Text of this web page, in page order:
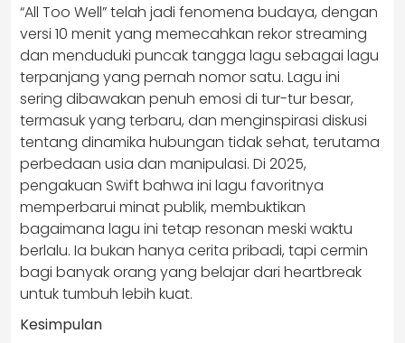
“All Too Well” telah jadi fenomena budaya, dengan
versi 10 menit yang memecahkan rekor streaming
dan menduduki puncak tangga lagu sebagai lagu
terpanjang yang pernah nomor satu. Lagu ini
sering dibawakan penuh emosi di tur-tur besar,
termasuk yang terbaru, dan menginspirasi diskusi
tentang dinamika hubungan tidak sehat, terutama
perbedaan usia dan manipulasi. Di 2025,
pengakuan Swift bahwa ini lagu favoritnya
memperbarui minat publik, membuktikan
bagaimana lagu ini tetap resonan meski waktu
berlalu. Ia bukan hanya cerita pribadi, tapi cermin
bagi banyak orang yang belajar dari heartbreak
untuk tumbuh lebih kuat.
Kesimpulan